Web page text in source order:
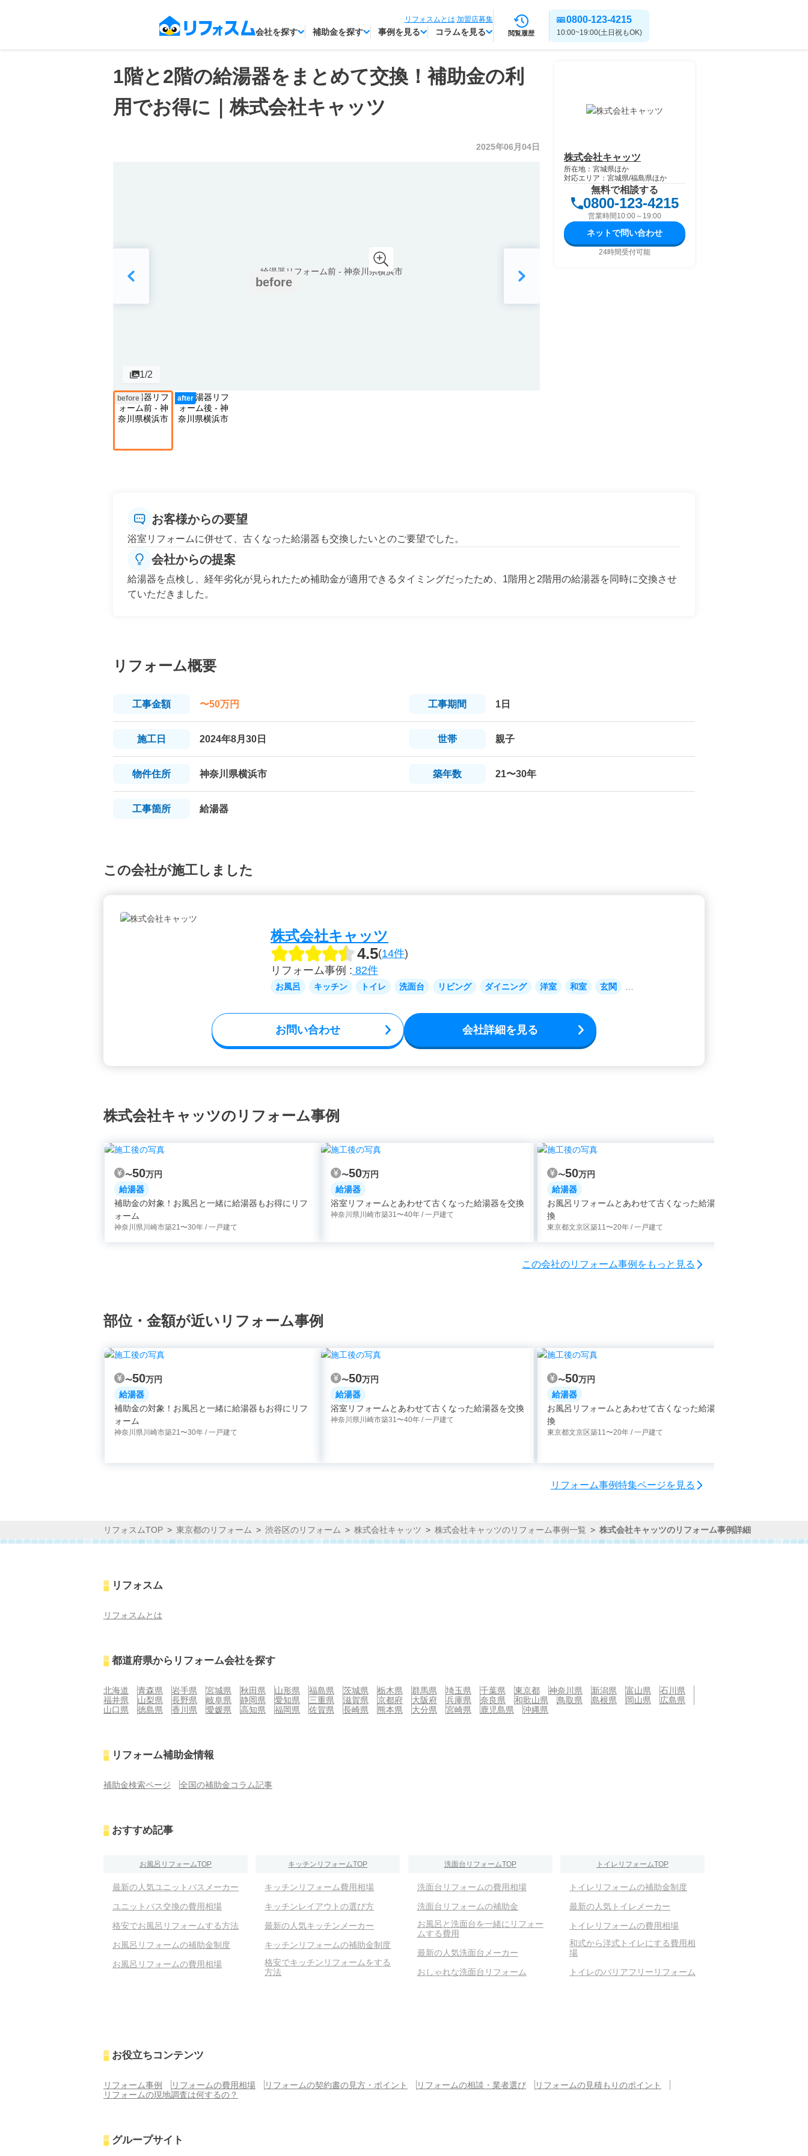
リフォスムとは|加盟店募集
会社を探す 補助金を探す 事例を見る コラムを見る 閲覧履歴
0800-123-4215
10:00~19:00(土日祝もOK)
1階と2階の給湯器をまとめて交換！補助金の利
用でお得に｜株式会社キャッツ
2025年06月04日
before
1/2
before after
株式会社キャッツ
所在地：宮城県ほか
対応エリア：宮城県/福島県ほか
無料で相談する
0800-123-4215
営業時間10:00～19:00
ネットで問い合わせ
24時間受付可能
お客様からの要望
浴室リフォームに併せて、古くなった給湯器も交換したいとのご要望でした。
会社からの提案
給湯器を点検し、経年劣化が見られたため補助金が適用できるタイミングだったため、1階用と2階用の給湯器を同時に交換させ
ていただきました。
リフォーム概要
工事金額 〜50万円 工事期間 1日
施工日 2024年8月30日 世帯 親子
物件住所 神奈川県横浜市 築年数 21〜30年
工事箇所 給湯器
この会社が施工しました
株式会社キャッツ
4.5(14件)
リフォーム事例 : 82件
お風呂 キッチン トイレ 洗面台 リビング ダイニング 洋室 和室 玄関
お問い合わせ 会社詳細を見る
株式会社キャッツのリフォーム事例
〜50万円
給湯器
補助金の対象！お風呂と一緒に給湯器もお得にリフ
ォーム
神奈川県川崎市築21〜30年 / 一戸建て
〜50万円
給湯器
浴室リフォームとあわせて古くなった給湯器を交換
神奈川県川崎市築31〜40年 / 一戸建て
〜50万円
給湯器
お風呂リフォームとあわせて古くなった給湯器も交
換
東京都文京区築11〜20年 / 一戸建て
この会社のリフォーム事例をもっと見る
部位・金額が近いリフォーム事例
〜50万円
給湯器
補助金の対象！お風呂と一緒に給湯器もお得にリフ
ォーム
神奈川県川崎市築21〜30年 / 一戸建て
〜50万円
給湯器
浴室リフォームとあわせて古くなった給湯器を交換
神奈川県川崎市築31〜40年 / 一戸建て
〜50万円
給湯器
お風呂リフォームとあわせて古くなった給湯器も交
換
東京都文京区築11〜20年 / 一戸建て
リフォーム事例特集ページを見る
リフォスムTOP 東京都のリフォーム 渋谷区のリフォーム 株式会社キャッツ 株式会社キャッツのリフォーム事例一覧 株式会社キャッツのリフォーム事例詳細
リフォスム
リフォスムとは
都道府県からリフォーム会社を探す
北海道 青森県 岩手県 宮城県 秋田県 山形県 福島県 茨城県 栃木県 群馬県 埼玉県 千葉県 東京都 神奈川県 新潟県 富山県
石川県
福井県
山梨県 長野県 岐阜県 静岡県 愛知県 三重県 滋賀県 京都府 大阪府 兵庫県 奈良県 和歌山県 鳥取県 島根県 岡山県
広島県
山口県
徳島県 香川県 愛媛県 高知県 福岡県 佐賀県 長崎県 熊本県 大分県 宮崎県 鹿児島県 沖縄県
リフォーム補助金情報
補助金検索ページ 全国の補助金コラム記事
おすすめ記事
キッチンリフォームTOP
キッチンリフォーム費用相場
キッチンレイアウトの選び方
最新の人気キッチンメーカー
キッチンリフォームの補助金制度
格安でキッチンリフォームをする
方法
お風呂リフォームTOP
最新の人気ユニットバスメーカー
ユニットバス交換の費用相場
格安でお風呂リフォームする方法
お風呂リフォームの補助金制度
お風呂リフォームの費用相場
トイレリフォームTOP
トイレリフォームの補助金制度
最新の人気トイレメーカー
トイレリフォームの費用相場
和式から洋式トイレにする費用相
場
トイレのバリアフリーリフォーム
洗面台リフォームTOP
洗面台リフォームの費用相場
洗面台リフォームの補助金
お風呂と洗面台を一緒にリフォー
ムする費用
最新の人気洗面台メーカー
おしゃれな洗面台リフォーム
お役立ちコンテンツ
リフォーム事例 リフォームの費用相場 リフォームの契約書の見方・ポイント リフォームの相談・業者選び
リフォームの見積もりのポイント
リフォームの現地調査は何するの？
グループサイト